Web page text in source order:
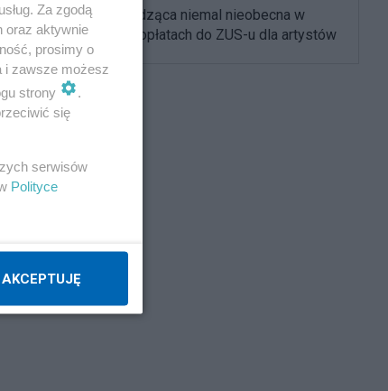
Koalicja rządząca niemal nieobecna w
debacie o dopłatach do ZUS-u dla artystów
Za zgodą
oraz aktywnie
prosimy o
i zawsze możesz
strony
.
się
serwisów
Polityce
AKCEPTUJĘ